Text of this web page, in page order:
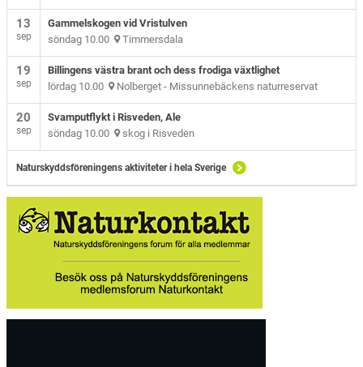
13
sep
Gammelskogen vid Vristulven
söndag 10.00 Timmersdala
19
sep
Billingens västra brant och dess frodiga växtlighet
lördag 10.00 Nolberget - Missunnebäckens naturreservat
20
sep
Svamputflykt i Risveden, Ale
söndag 10.00 skog i Risveden
Naturskyddsföreningens aktiviteter i hela Sverige